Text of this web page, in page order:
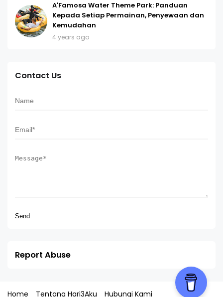
A'Famosa Water Theme Park: Panduan
Kepada Setiap Permainan, Penyewaan dan
Kemudahan
4 years ago
Contact Us
Report Abuse
Home Tentang Hari3Aku Hubungi Kami